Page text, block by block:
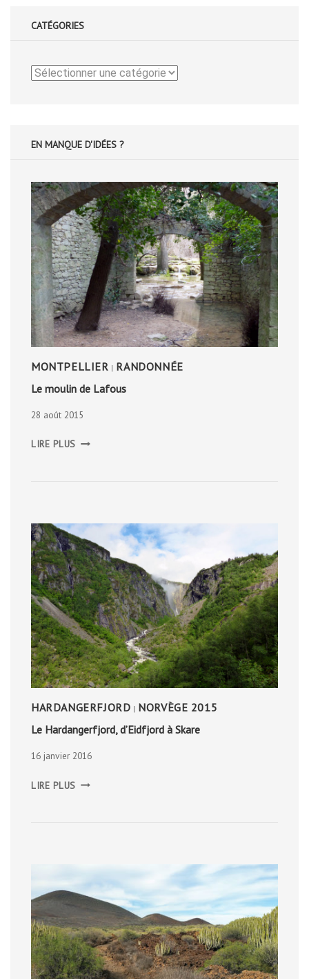
CATÉGORIES
Catégories
EN MANQUE D'IDÉES ?
MONTPELLIER | RANDONNÉE
Le moulin de Lafous
28 août 2015
LIRE PLUS MOULIN
HARDANGERFJORD | NORVÈGE 2015
Le Hardangerfjord, d’Eidfjord à Skare
16 janvier 2016
LIRE PLUS HARDANGERFJORD,